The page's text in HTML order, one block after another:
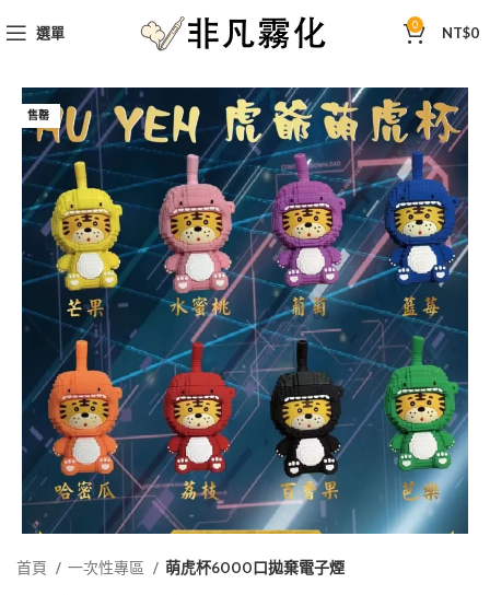
選單 0 NT$0
售罄
首頁 一次性專區 萌虎杯6000口拋棄電子煙